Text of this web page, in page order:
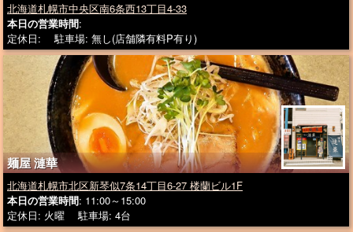
北海道札幌市中央区南6条西13丁目4-33
本日の営業時間:
定休日: 駐車場: 無し(店舗隣有料P有り)
麺屋 漣華
北海道札幌市北区新琴似7条14丁目6-27 楼蘭ビル1F
本日の営業時間: 11:00～15:00
定休日: 火曜 駐車場: 4台